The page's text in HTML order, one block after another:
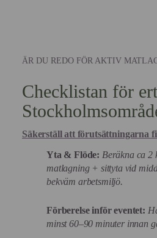
ÄR DU REDO FÖR AKTIV
Checklistan för
Säkerställ att förutsättningarna
Yta & Flöde: Beräkna ca 2
matlagning + sittyta vid
bekväm arbetsmiljö.
Förberelse inför eventet:
minst 60–90 minuter innan